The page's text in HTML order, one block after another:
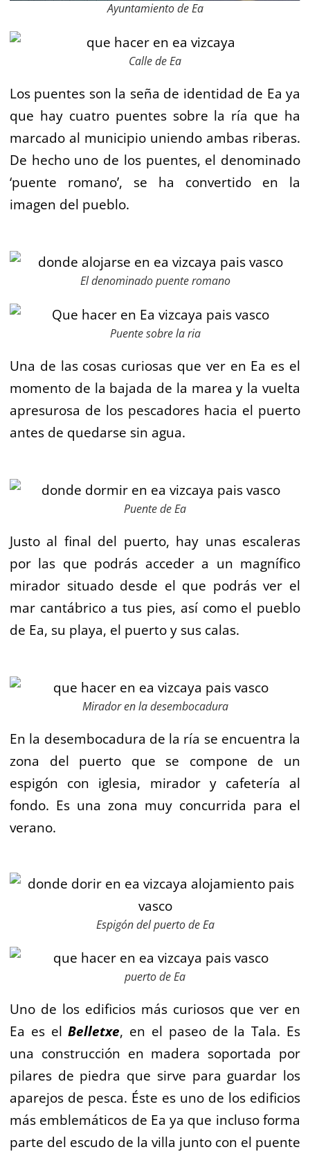
Ayuntamiento de Ea
Calle de Ea
Los puentes son la seña de identidad de Ea ya
que hay cuatro puentes sobre la ría que ha
marcado al municipio uniendo ambas riberas.
De hecho uno de los puentes, el denominado
‘puente romano’, se ha convertido en la
imagen del pueblo.
El denominado puente romano
Puente sobre la ria
Una de las cosas curiosas que ver en Ea es el
momento de la bajada de la marea y la vuelta
apresurosa de los pescadores hacia el puerto
antes de quedarse sin agua.
Puente de Ea
Justo al final del puerto, hay unas escaleras
por las que podrás acceder a un magnífico
mirador situado desde el que podrás ver el
mar cantábrico a tus pies, así como el pueblo
de Ea, su playa, el puerto y sus calas.
Mirador en la desembocadura
En la desembocadura de la ría se encuentra la
zona del puerto que se compone de un
espigón con iglesia, mirador y cafetería al
fondo. Es una zona muy concurrida para el
verano.
Espigón del puerto de Ea
puerto de Ea
Uno de los edificios más curiosos que ver en
Ea es elBelletxe, en el paseo de la Tala. Es
una construcción en madera soportada por
pilares de piedra que sirve para guardar los
aparejos de pesca. Éste es uno de los edificios
más emblemáticos de Ea ya que incluso forma
parte del escudo de la villa junto con el puente